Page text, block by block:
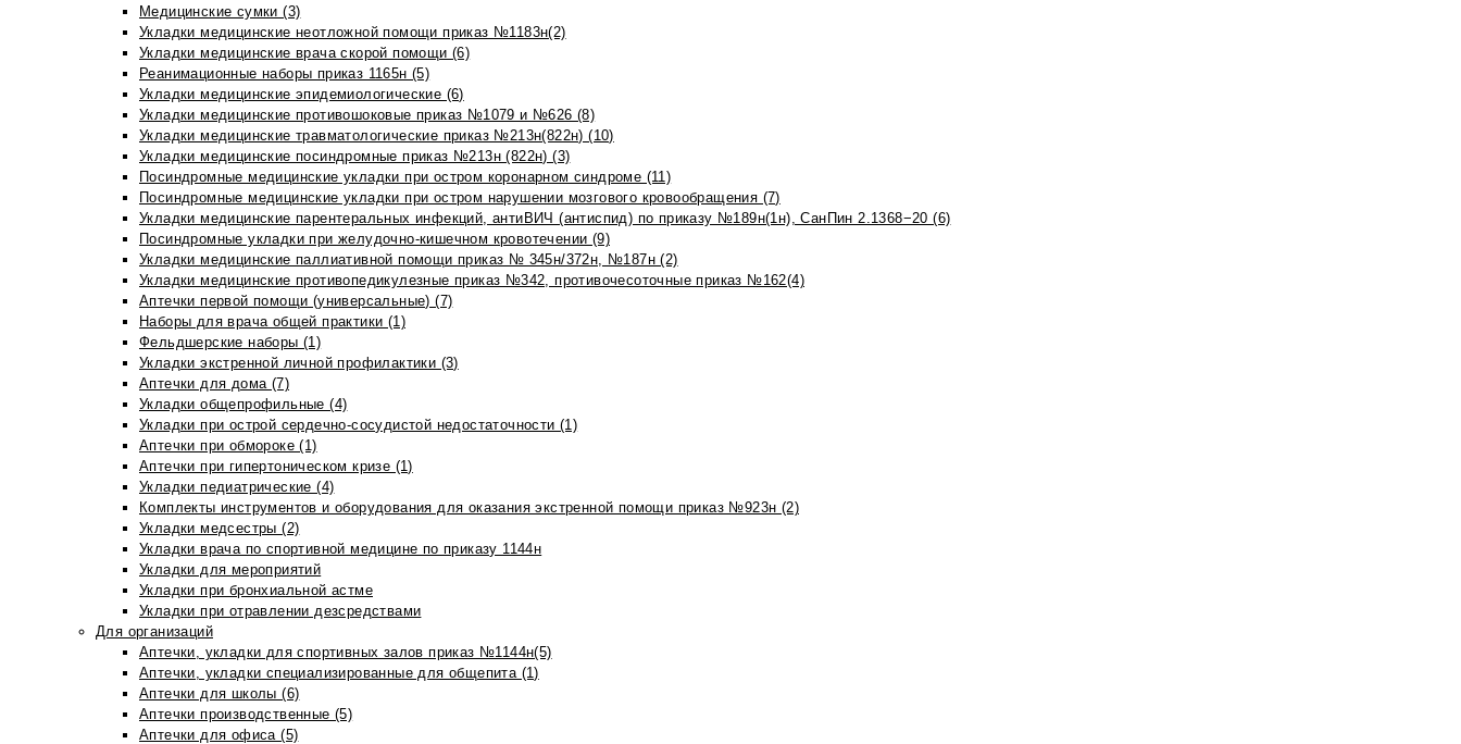
Медицинские сумки (3)
Укладки медицинские неотложной помощи приказ №1183н(2)
Укладки медицинские врача скорой помощи (6)
Реанимационные наборы приказ 1165н (5)
Укладки медицинские эпидемиологические (6)
Укладки медицинские противошоковые приказ №1079 и №626 (8)
Укладки медицинские травматологические приказ №213н(822н) (10)
Укладки медицинские посиндромные приказ №213н (822н) (3)
Посиндромные медицинские укладки при остром коронарном синдроме (11)
Посиндромные медицинские укладки при остром нарушении мозгового кровообращения (7)
Укладки медицинские парентеральных инфекций, антиВИЧ (антиспид) по приказу №189н(1н), СанПин 2.1368−20 (6)
Посиндромные укладки при желудочно-кишечном кровотечении (9)
Укладки медицинские паллиативной помощи приказ № 345н/372н, №187н (2)
Укладки медицинские противопедикулезные приказ №342, противочесоточные приказ №162(4)
Аптечки первой помощи (универсальные) (7)
Наборы для врача общей практики (1)
Фельдшерские наборы (1)
Укладки экстренной личной профилактики (3)
Аптечки для дома (7)
Укладки общепрофильные (4)
Укладки при острой сердечно-сосудистой недостаточности (1)
Аптечки при обмороке (1)
Аптечки при гипертоническом кризе (1)
Укладки педиатрические (4)
Комплекты инструментов и оборудования для оказания экстренной помощи приказ №923н (2)
Укладки медсестры (2)
Укладки врача по спортивной медицине по приказу 1144н
Укладки для мероприятий
Укладки при бронхиальной астме
Укладки при отравлении дезсредствами
Для организаций
Аптечки, укладки для спортивных залов приказ №1144н(5)
Аптечки, укладки специализированные для общепита (1)
Аптечки для школы (6)
Аптечки производственные (5)
Аптечки для офиса (5)